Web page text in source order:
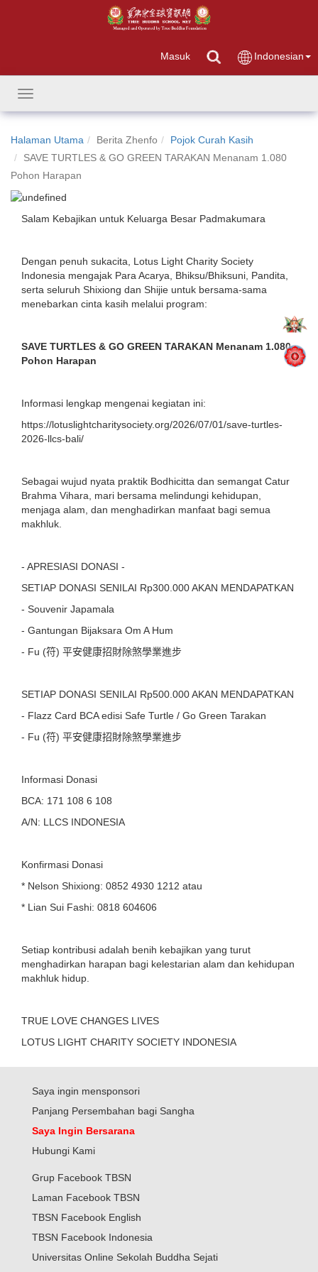
Masuk Indonesian
Toggle
navigation
Halaman Utama Berita Zhenfo
Pojok Curah Kasih
SAVE TURTLES & GO GREEN TARAKAN Menanam 1.080
Pohon Harapan
Salam Kebajikan untuk Keluarga Besar Padmakumara
Dengan penuh sukacita, Lotus Light Charity Society
Indonesia mengajak Para Acarya, Bhiksu/Bhiksuni, Pandita,
serta seluruh Shixiong dan Shijie untuk bersama-sama
menebarkan cinta kasih melalui program:
SAVE TURTLES & GO GREEN TARAKAN Menanam 1.080
Pohon Harapan
Informasi lengkap mengenai kegiatan ini:
https://lotuslightcharitysociety.org/2026/07/01/save-turtles-
2026-llcs-bali/
Sebagai wujud nyata praktik Bodhicitta dan semangat Catur
Brahma Vihara, mari bersama melindungi kehidupan,
menjaga alam, dan menghadirkan manfaat bagi semua
makhluk.
- APRESIASI DONASI -
SETIAP DONASI SENILAI Rp300.000 AKAN MENDAPATKAN
- Souvenir Japamala
- Gantungan Bijaksara Om A Hum
- Fu (符) 平安健康招財除煞學業進步
SETIAP DONASI SENILAI Rp500.000 AKAN MENDAPATKAN
- Flazz Card BCA edisi Safe Turtle / Go Green Tarakan
- Fu (符) 平安健康招財除煞學業進步
Informasi Donasi
BCA: 171 108 6 108
A/N: LLCS INDONESIA
Konfirmasi Donasi
* Nelson Shixiong: 0852 4930 1212 atau
* Lian Sui Fashi: 0818 604606
Setiap kontribusi adalah benih kebajikan yang turut
menghadirkan harapan bagi kelestarian alam dan kehidupan
makhluk hidup.
TRUE LOVE CHANGES LIVES
LOTUS LIGHT CHARITY SOCIETY INDONESIA
Saya ingin mensponsori
Panjang Persembahan bagi Sangha
Saya Ingin Bersarana
Hubungi Kami
Grup Facebook TBSN
Laman Facebook TBSN
TBSN Facebook English
TBSN Facebook Indonesia
Universitas Online Sekolah Buddha Sejati